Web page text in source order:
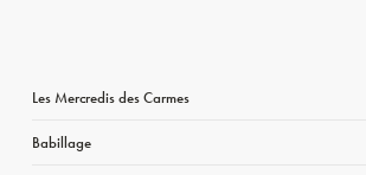
Les Mercredis des Carmes
Babillage